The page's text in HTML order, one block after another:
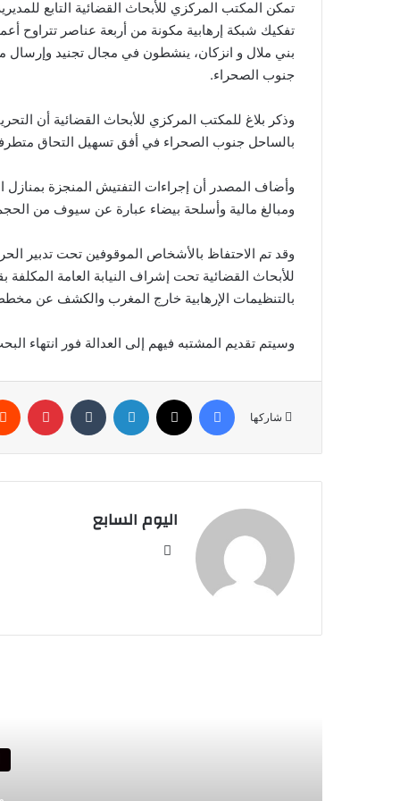
بني ملال و انزكان، ينشطون في مجال تجنيد وإرسال
جنوب الصحراء.
وذكر بلاغ للمكتب المركزي للأبحاث القضائية أن
بالساحل جنوب الصحراء في أفق تسهيل التحاق
وأضاف المصدر أن إجراءات التفتيش المنجزة
ومبالغ مالية وأسلحة بيضاء عبارة عن سيوف من الحجم
وقد تم الاحتفاظ بالأشخاص الموقوفين تحت تدبير
للأبحاث القضائية تحت إشراف النيابة العامة
بالتنظيمات الإرهابية خارج المغرب والكشف عن
وسيتم تقديم المشتبه فيهم إلى العدالة فور انتهاء
شاركها
فيسبوك لينكدإن
اليوم السابع